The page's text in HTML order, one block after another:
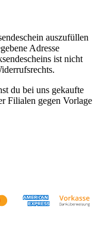
auszufüllen
Adresse
ist nicht
du bei uns gekaufte
Filialen gegen Vorlage